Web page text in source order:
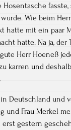
Wie beim
hatte mit ein paar
hatte. Na ja, der
Herr Hoeneß
karren und
Deutschland und
und Frau Merkel
gestern